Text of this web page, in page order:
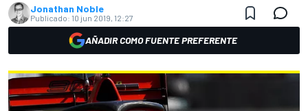
Jonathan Noble
Publicado: 10 jun 2019, 12:27
AÑADIR COMO FUENTE PREFERENTE